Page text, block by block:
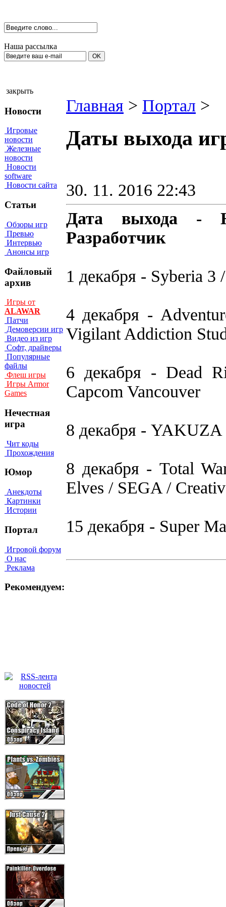
Наша рассылка
закрыть
Новости
Игровые
новости
Железные
новости
Новости
software
Новости сайта
Статьи
Обзоры игр
Превью
Интервью
Анонсы игр
Файловый
архив
Игры от
ALAWAR
Патчи
Демоверсии игр
Видео из игр
Софт, драйверы
Популярные
файлы
Флеш игры
Игры Armor
Games
Нечестная
игра
Чит коды
Прохождения
Юмор
Анекдоты
Картинки
Истории
Портал
Игровой форум
О нас
Реклама
Рекомендуем:
Главная > Портал >
Даты выхода
30. 11. 2016 22:43
Дата выхода -
Разработчик
1 декабря - Syberia
4 декабря -
Vigilant Addiction
6 декабря - Dead
Capcom Vancouver
8 декабря -
8 декабря - Total
Elves / SEGA /
15 декабря - Super